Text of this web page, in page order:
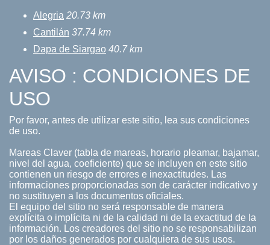
Alegria 20.73 km
Cantilán 37.74 km
Dapa de Siargao 40.7 km
AVISO : CONDICIONES DE
USO
Por favor, antes de utilizar este sitio, lea sus condiciones
de uso.
Mareas Claver (tabla de mareas, horario pleamar, bajamar,
nivel del agua, coeficiente) que se incluyen en este sitio
contienen un riesgo de errores e inexactitudes. Las
informaciones proporcionadas son de carácter indicativo y
no sustituyen a los documentos oficiales.
El equipo del sitio no será responsable de manera
explícita o implícita ni de la calidad ni de la exactitud de la
información. Los creadores del sitio no se responsabilizan
por los daños generados por cualquiera de sus usos.